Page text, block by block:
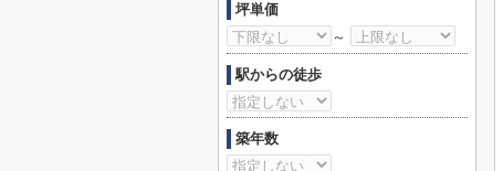
坪単価
～
駅からの徒歩
築年数